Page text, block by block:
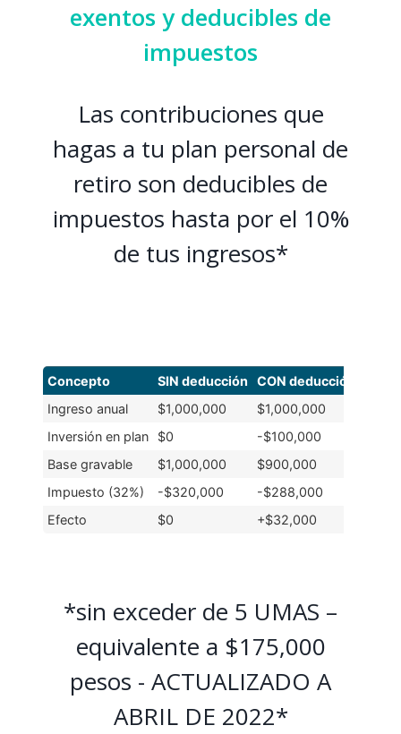
exentos y deducibles de
impuestos
Las contribuciones que
hagas a tu plan personal de
retiro son deducibles de
impuestos hasta por el 10%
de tus ingresos*
Concepto SIN deducción
CON deducción
Ingreso anual
$1,000,000
$1,000,000
Inversión en plan
$0
-$100,000
Base gravable
$1,000,000
$900,000
Impuesto (32%)
-$320,000
-$288,000
Efecto
$0 +$32,000
*sin exceder de 5 UMAS –
equivalente a $175,000
pesos - ACTUALIZADO A
ABRIL DE 2022*